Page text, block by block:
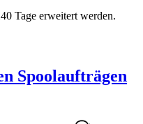
Tage erweitert werden.
Spoolaufträgen